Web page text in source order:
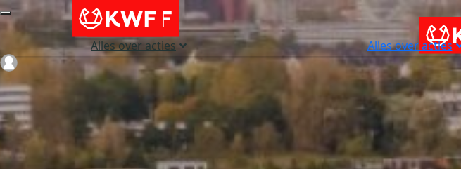
Alles over acties Alles over acties
Login